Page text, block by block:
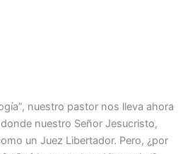
nuestro pastor nos lleva ahora
nuestro Señor Jesucristo,
un Juez Libertador. Pero, ¿por